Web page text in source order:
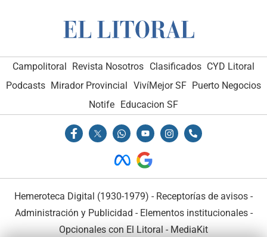
Campolitoral Revista Nosotros Clasificados CYD Litoral
Podcasts Mirador Provincial VivíMejor SF Puerto Negocios
Notife Educacion SF
Hemeroteca Digital (1930-1979) - Receptorías de avisos -
Administración y Publicidad - Elementos institucionales-
Opcionales con El Litoral - MediaKit